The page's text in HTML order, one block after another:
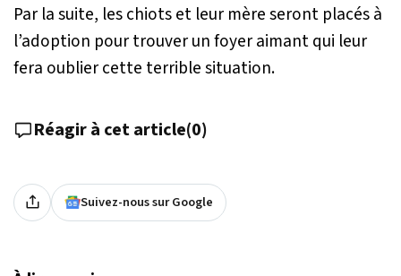
Par la suite, les chiots et leur mère seront placés à
l’adoption pour trouver un foyer aimant qui leur
fera oublier cette terrible situation.
Réagir à cet article(0)
Suivez-nous sur Google